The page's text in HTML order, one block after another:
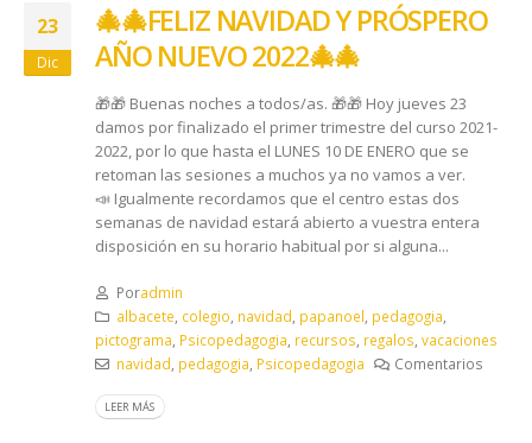
23
Dic
🎄🎄FELIZ NAVIDAD Y PRÓSPERO
AÑO NUEVO 2022🎄🎄
🎁🎁 Buenas noches a todos/as. 🎁🎁 Hoy jueves 23
damos por finalizado el primer trimestre del curso 2021-
2022, por lo que hasta el LUNES 10 DE ENERO que se
retoman las sesiones a muchos ya no vamos a ver.
📣 Igualmente recordamos que el centro estas dos
semanas de navidad estará abierto a vuestra entera
disposición en su horario habitual por si alguna...
Poradmin
albacete colegio navidad papanoel pedagogia
pictograma Psicopedagogia recursos regalos vacaciones
navidad pedagogia Psicopedagogia Comentarios
LEER MÁS